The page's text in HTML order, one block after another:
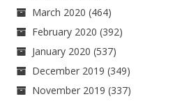
March 2020 (464)
February 2020 (392)
January 2020 (537)
December 2019 (349)
November 2019 (337)